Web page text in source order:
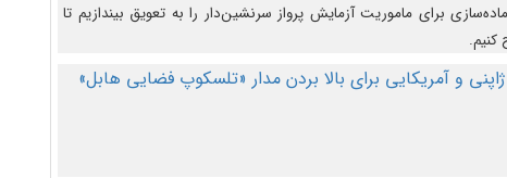
برای ماموریت آزمایش پرواز سرنشین‌دار را به تعویق بیندازیم تا
کنیم.
و آمریکایی برای بالا بردن مدار «تلسکوپ فضایی هابل»